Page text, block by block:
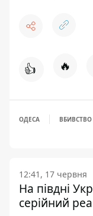
👍 🔥
ОДЕСА ВБИВСТВО
12:41, 17 червня
На півдні
серійний